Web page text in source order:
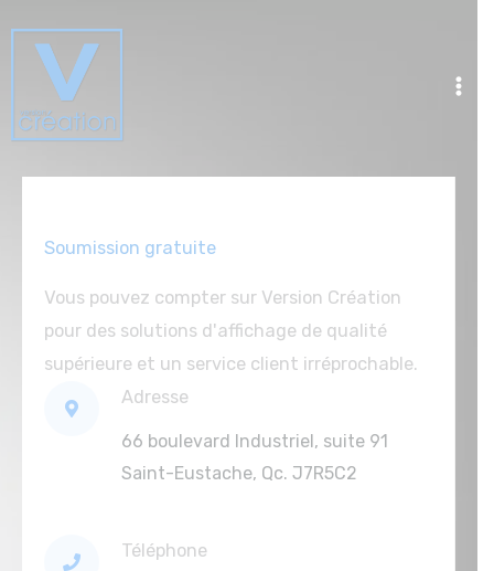
contenu
Soumission gratuite
Vous pouvez compter sur Version Création
pour des solutions d'affichage de qualité
supérieure et un service client irréprochable.
Adresse
66 boulevard Industriel, suite 91
Saint-Eustache, Qc. J7R5C2
Téléphone